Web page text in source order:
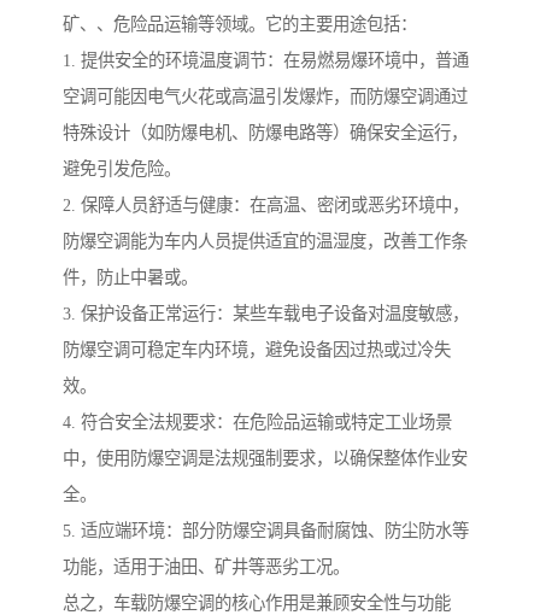
矿、、危险品运输等领域。它的主要用途包括：
1. 提供安全的环境温度调节：在易燃易爆环境中，普通
空调可能因电气火花或高温引发爆炸，而防爆空调通过
特殊设计（如防爆电机、防爆电路等）确保安全运行，
避免引发危险。
2. 保障人员舒适与健康：在高温、密闭或恶劣环境中，
防爆空调能为车内人员提供适宜的温湿度，改善工作条
件，防止中暑或。
3. 保护设备正常运行：某些车载电子设备对温度敏感，
防爆空调可稳定车内环境，避免设备因过热或过冷失
效。
4. 符合安全法规要求：在危险品运输或特定工业场景
中，使用防爆空调是法规强制要求，以确保整体作业安
全。
5. 适应端环境：部分防爆空调具备耐腐蚀、防尘防水等
功能，适用于油田、矿井等恶劣工况。
总之，车载防爆空调的核心作用是兼顾安全性与功能